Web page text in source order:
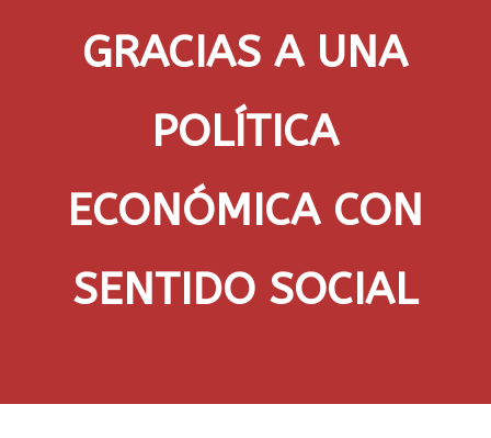
GRACIAS A UNA
POLÍTICA
ECONÓMICA CON
SENTIDO SOCIAL